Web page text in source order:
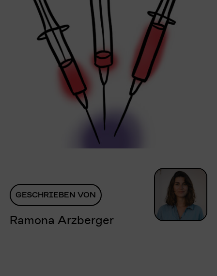
GESCHRIEBEN VON
Ramona Arzberger